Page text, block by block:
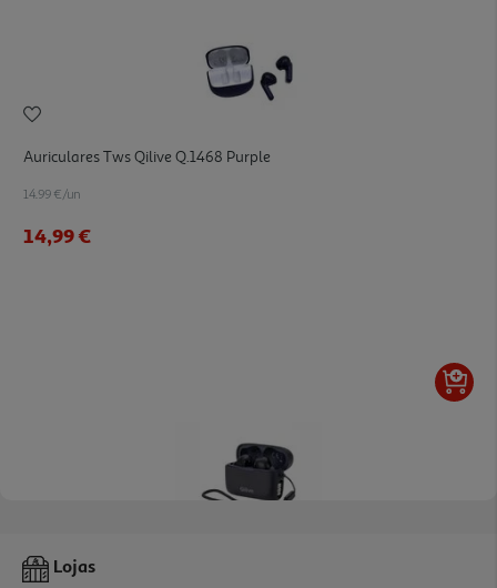
Auriculares Tws Qilive Q.1468 Purple
14.99 €/un
14,99 €
Auriculares Tws Qilive Q.1225 Desporto
Lojas